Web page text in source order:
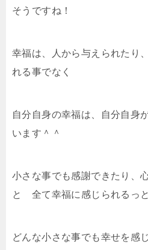
そうですね！
幸福は、人から与えられたり
れる事でなく
自分自身の幸福は、自分自身
います＾＾
小さな事でも感謝できたり、
と 全て幸福に感じられるっと
どんな小さな事でも幸せを感